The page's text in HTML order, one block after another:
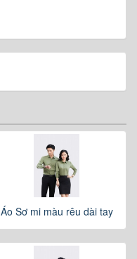
Áo Sơ mi màu rêu dài tay